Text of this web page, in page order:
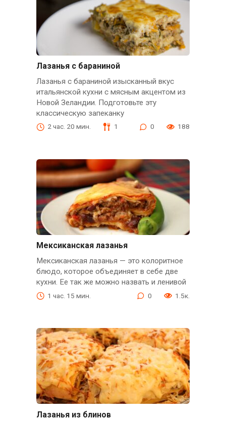
Лазанья с бараниной
Лазанья с бараниной изысканный вкус
итальянской кухни с мясным акцентом из
Новой Зеландии. Подготовьте эту
классическую запеканку
2 час. 20 мин. 1 0 188
Мексиканская лазанья
Мексиканская лазанья — это колоритное
блюдо, которое объединяет в себе две
кухни. Ее так же можно назвать и ленивой
1 час. 15 мин. 0 1.5к.
Лазанья из блинов